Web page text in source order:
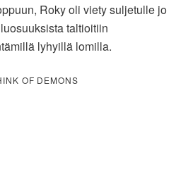
Roky oli viety suljetulle jo
taltioitiin
lyhyillä lomilla.
OF DEMONS